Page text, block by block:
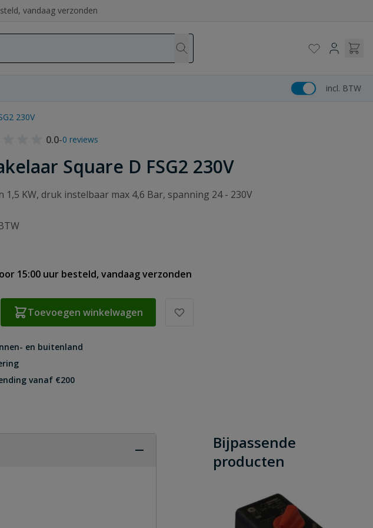
vandaag verzonden
incl. BTW
230V
0.0-0 reviews
Square D FSG2 230V
1,5 KW, druk instelbaar max 4,6 Bar, spanning 24 - 230V
15:00 uur besteld, vandaag verzonden
Toevoegen winkelwagen
en buitenland
vanaf €200
Bijpassende
producten